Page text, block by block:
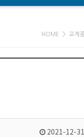
HOME > 교계
2021-12-